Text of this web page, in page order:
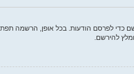
לפרסם הודעות. בכל אופן, הרשמה
להירשם.